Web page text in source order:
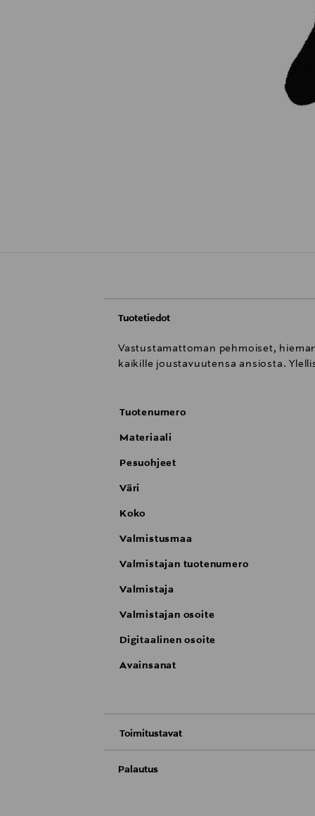
Tuotetiedot
Vastustamattoman pehmoiset,
kaikille joustavuutensa ansiosta.
Tuotenumero
Materiaali
Pesuohjeet
Väri
Koko
Valmistusmaa
Valmistajan tuotenumero
Valmistaja
Valmistajan osoite
Digitaalinen osoite
Avainsanat
Toimitustavat
Palautus